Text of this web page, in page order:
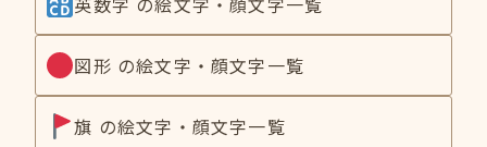
図形 の絵文字・顔文字一覧
旗 の絵文字・顔文字一覧